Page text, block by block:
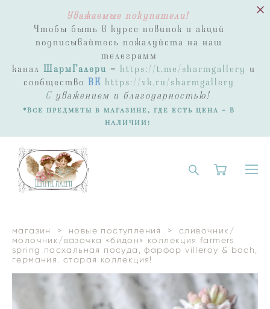
Уважаемые покупатели!
Чтобы быть в курсе новинок и акций
подписывайтесь пожалуйста на наш
телеграмм
канал ШармГалери - https://t.me/sharmgallery и
сообщество ВК https://vk.ru/sharmgallery
Суважением и благодарностью!
*Все предметы в магазине, где есть цена - В
НАЛИЧИИ!
магазин > новые поступления >
сливочник/
молочник/вазочка «бидон» коллекция farmers
spring пасхальная посуда, фарфор villeroy & boch,
германия. старая коллекция!